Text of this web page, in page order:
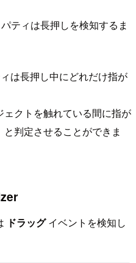
ティは長押しを検知するま
は長押し中にどれだけ指が
クトを触れている間に指が
判定させることができま
ドラッグイベントを検知し